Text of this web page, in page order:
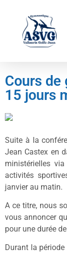
Cours de
15 jours
Suite à la
Jean Castex en
ministérielles
activités
janvier au matin.
A ce titre, nous
vous annoncer
pour une durée
Durant la